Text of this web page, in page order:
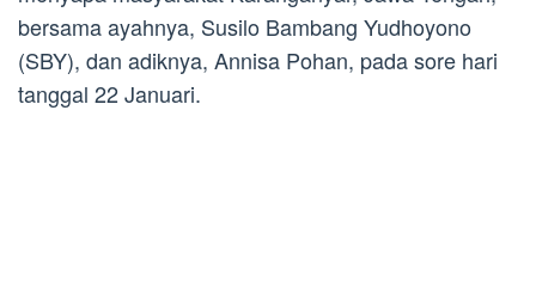
bersama ayahnya, Susilo Bambang Yudhoyono
(SBY), dan adiknya, Annisa Pohan, pada sore hari
tanggal 22 Januari.